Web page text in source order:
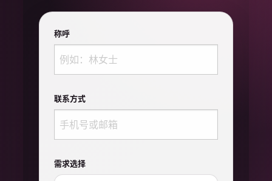
称呼
联系方式
需求选择